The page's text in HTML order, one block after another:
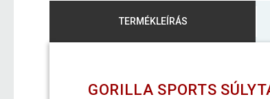
TERMÉKLEÍRÁS
GORILLA SPORTS